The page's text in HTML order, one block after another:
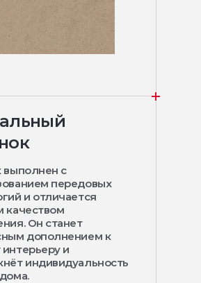
выполнен с
передовых
и отличается
качеством
Он станет
дополнением к
и
индивидуальность